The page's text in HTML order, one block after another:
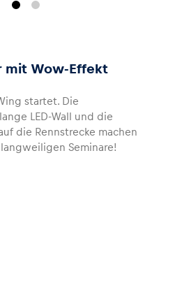
mit Wow-Effekt
startet. Die
LED-Wall und die
die Rennstrecke machen
Seminare!